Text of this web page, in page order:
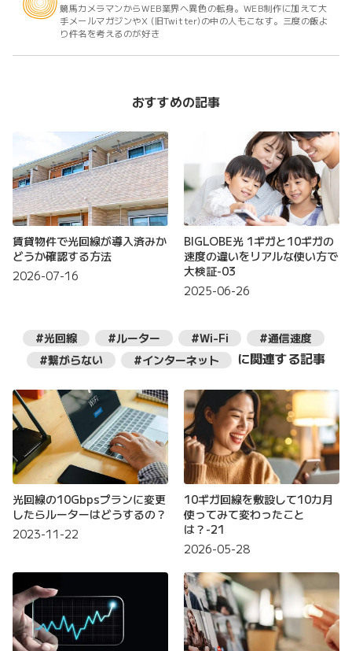
競馬カメラマンからWEB業界へ異色の転身。WEB制作に加えて大
手メールマガジンやX (旧Twitter)の中の人もこなす。三度の飯よ
り件名を考えるのが好き
おすすめの記事
賃貸物件で光回線が導入済みか
どうか確認する方法
2026-07-16
BIGLOBE光 1ギガと10ギガの
速度の違いをリアルな使い方で
大検証-03
2025-06-26
#光回線 #ルーター #Wi-Fi
#通信速度
#繋がらない
#インターネット に関連する記事
光回線の10Gbpsプランに変更
したらルーターはどうするの？
2023-11-22
10ギガ回線を敷設して10カ月
使ってみて変わったこと
は？-21
2026-05-28